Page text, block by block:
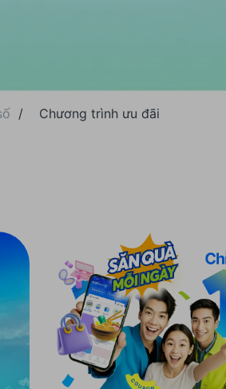
/ Chương trình ưu đãi